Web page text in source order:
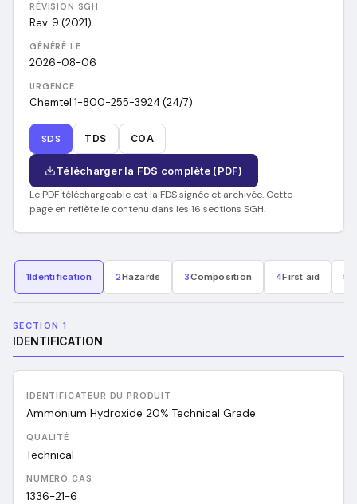
RÉVISION SGH
Rev. 9 (2021)
GÉNÉRÉ LE
2026-08-06
URGENCE
Chemtel 1-800-255-3924 (24/7)
SDS TDS COA
Télécharger la FDS complète (PDF)
Le PDF téléchargeable est la FDS signée et archivée. Cette
page en reflète le contenu dans les 16 sections SGH.
1Identification 2Hazards 3Composition 4First aid 5
SECTION 1
IDENTIFICATION
IDENTIFICATEUR DU PRODUIT
Ammonium Hydroxide 20% Technical Grade
QUALITÉ
Technical
NUMÉRO CAS
1336-21-6